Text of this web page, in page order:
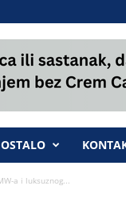
OSTALO
a i luksuznog...